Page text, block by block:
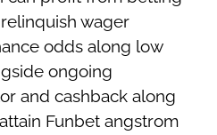
wager
odds along low
ongoing
and cashback along
Funbet angstrom